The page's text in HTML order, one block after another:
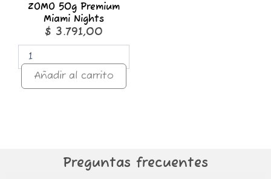
ZOMO 50g Premium
Miami Nights
$ 3.791,00
Añadir al carrito
Preguntas frecuentes